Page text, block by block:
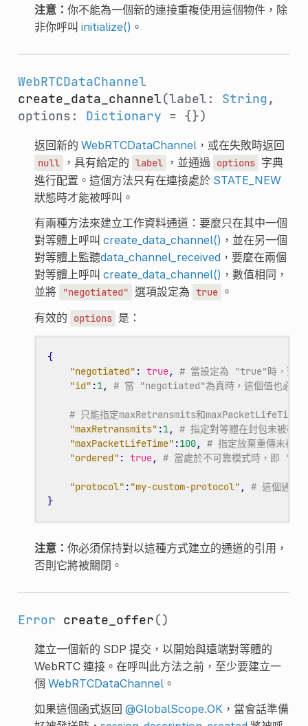
注意： 你不能為一個新的連接重複使用這個物件，除
非你呼叫 initialize() 。
WebRTCDataChannel
create_data_channel(label: String,
options: Dictionary = {})
返回新的 WebRTCDataChannel，或在失敗時返回
null ，具有給定的 label ，並通過 options 字典
進行配置。這個方法只有在連接處於 STATE_NEW
狀態時才能被呼叫。
有兩種方法來建立工作資料通道：要麼只在其中一個
對等體上呼叫 create_data_channel() ，並在另一個
對等體上監聽data_channel_received，要麼在兩個
對等體上呼叫 create_data_channel() ，數值相同，
並將
"negotiated" 選項設定為 true 。
有效的
options 是：
{
"negotiated" : true,
# 當設定為 "true"時，預設
"id" :1, # 當 "negotiated"為真時，這個值也必須
# 只能指定maxRetransmits和maxPacketLifeTime中
"maxRetransmits" :1,
# 指定對等體在封包未被確
"maxPacketLifeTime" :100,
# 指定放棄重傳未被確
"ordered" : true, # 當處於不可靠模式時，即
"protocol" : "my-custom-protocol" ,
# 這個通道
}
注意： 你必須保持對以這種方式建立的通道的引用，
否則它將被關閉。
Error create_offer()
建立一個新的 SDP 提交，以開始與遠端對等體的
WebRTC 連接。在呼叫此方法之前，至少要建立一
個 WebRTCDataChannel。
如果這個函式返回 @GlobalScope.OK，當會話準備